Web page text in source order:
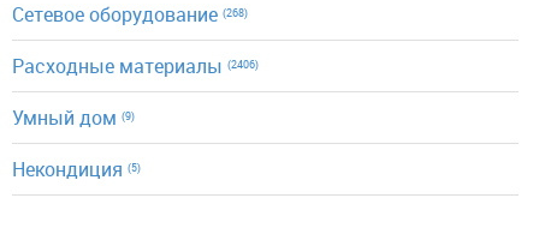
Сетевое оборудование (268)
Расходные материалы (2406)
Умный дом (9)
Некондиция (5)